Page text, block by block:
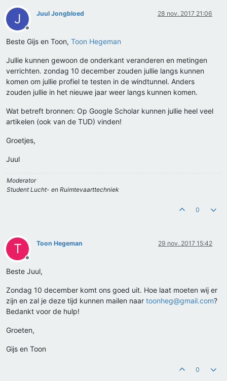
J
Offline
Juul Jongbloed 28 nov. 2017 21:06
Beste Gijs en Toon, Toon Hegeman
Jullie kunnen gewoon de onderkant veranderen en metingen
verrichten. zondag 10 december zouden jullie langs kunnen
komen om jullie profiel te testen in de windtunnel. Anders
zouden jullie in het nieuwe jaar weer langs kunnen komen.
Wat betreft bronnen: Op Google Scholar kunnen jullie heel veel
artikelen (ook van de TUD) vinden!
Groetjes,
Juul
Moderator
Student Lucht- en Ruimtevaarttechniek
0
T
Offline
Toon Hegeman 29 nov. 2017 15:42
Beste Juul,
Zondag 10 december komt ons goed uit. Hoe laat moeten wij er
zijn en zal je deze tijd kunnen mailen naar toonheg@gmail.com?
Bedankt voor de hulp!
Groeten,
Gijs en Toon
0